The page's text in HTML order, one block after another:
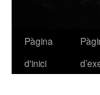
Vés
Pàgina
d'inici